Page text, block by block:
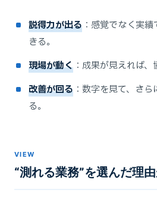
説得力が出る ：感覚でなく実
きる。
現場が動く ：成果が見えれば、
改善が回る ：数字を見て、さ
る。
VIEW
“測れる業務”を選んだ理